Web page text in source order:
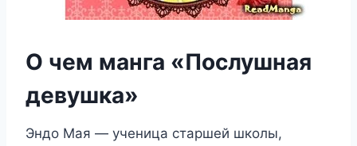
О чем манга «Послушная
девушка»
Эндо Мая — ученица старшей школы,